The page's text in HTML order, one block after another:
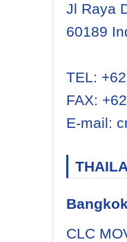
Jl Raya
60189
TEL:
FAX:
E-mail:
CLC